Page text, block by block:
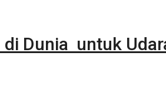
di Dunia untuk